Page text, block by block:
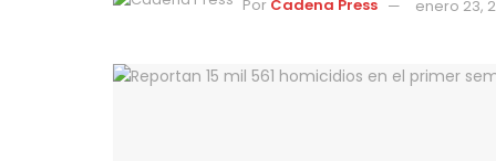
Por Cadena Press enero 23,